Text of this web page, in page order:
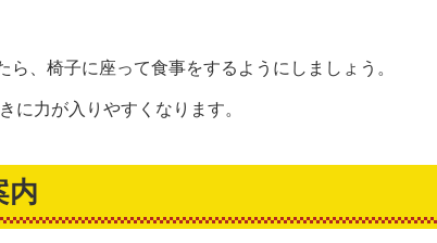
、椅子に座って食事をするようにしましょう。
に力が入りやすくなります。
内